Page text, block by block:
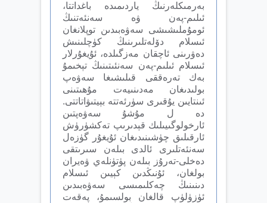
بەرمىكلەرنىڭ ياردىمىدە باغداتتا،
ئىلىم-پەن ۋە سەنئەتنىڭ
ئومۇملىشىشى سەۋەبىدىن توپلانغان
ئىسلام دۆلەتلىرىنىڭ كۈچلىنىش
دەۋرىنى ئاچقان مەزگىلدە، ئۇيغۇرلار
ئىسلام ئىلىم-پەن سەنئىتىنىڭ تېخىمۇ
بەك تەرەققى قىلىشىغا سەۋەپ
بولىدىغان مەدىنىيەت مۇھىتىنى
ئىنتايىن يۇقىرى سۈرئەتتە بېيتىۋاتاتتى.
دە ل مۇشۇ سەۋەپتىن
ئارخولوگىيىلىك قېدىرىپ تەكشۈرۈش
ئارقىلىق چۈشىنىدىغان ئۇيغۇر گۈزەل
سەنئەتلىرى ئالدى بىلەن سىرىتقى
دەخلى-تەرۇز بىلەن پۈتۈنلەي ۋەيران
بولغان، ئۇنىڭدىن كېيىن ئىسلام
دىنىنىڭ چەكلىمىسى سەۋەبىدىن
ئۈزۈلۈپ قالغان بولسىمۇ، پەقەت